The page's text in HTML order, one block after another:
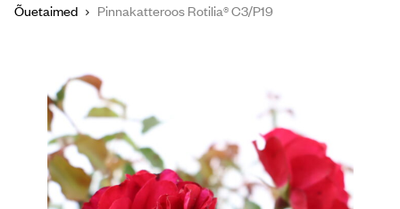
Õuetaimed Pinnakatteroos Rotilia® C3/P19